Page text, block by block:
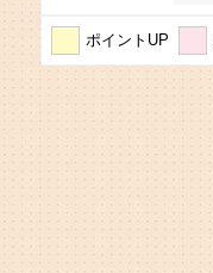
ポイントUP